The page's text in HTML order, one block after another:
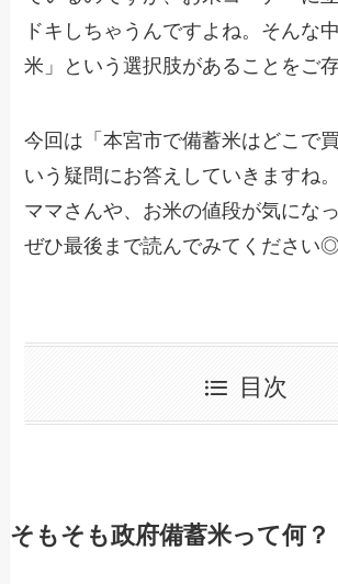
ドキしちゃうんですよね。そんな
米」という選択肢があることをご
今回は「本宮市で備蓄米はどこで
いう疑問にお答えしていきますね
ママさんや、お米の値段が気にな
ぜひ最後まで読んでみてください◎
目次
そもそも政府備蓄米って何？